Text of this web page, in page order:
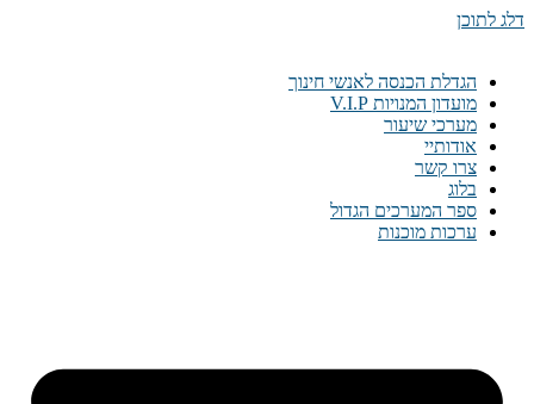
דלג לתוכן
הגדלת הכנסה לאנשי חינוך
מועדון המנויות V.I.P
מערכי שיעור
אודותיי
צרו קשר
בלוג
ספר המערכים הגדול
ערכות מוכנות